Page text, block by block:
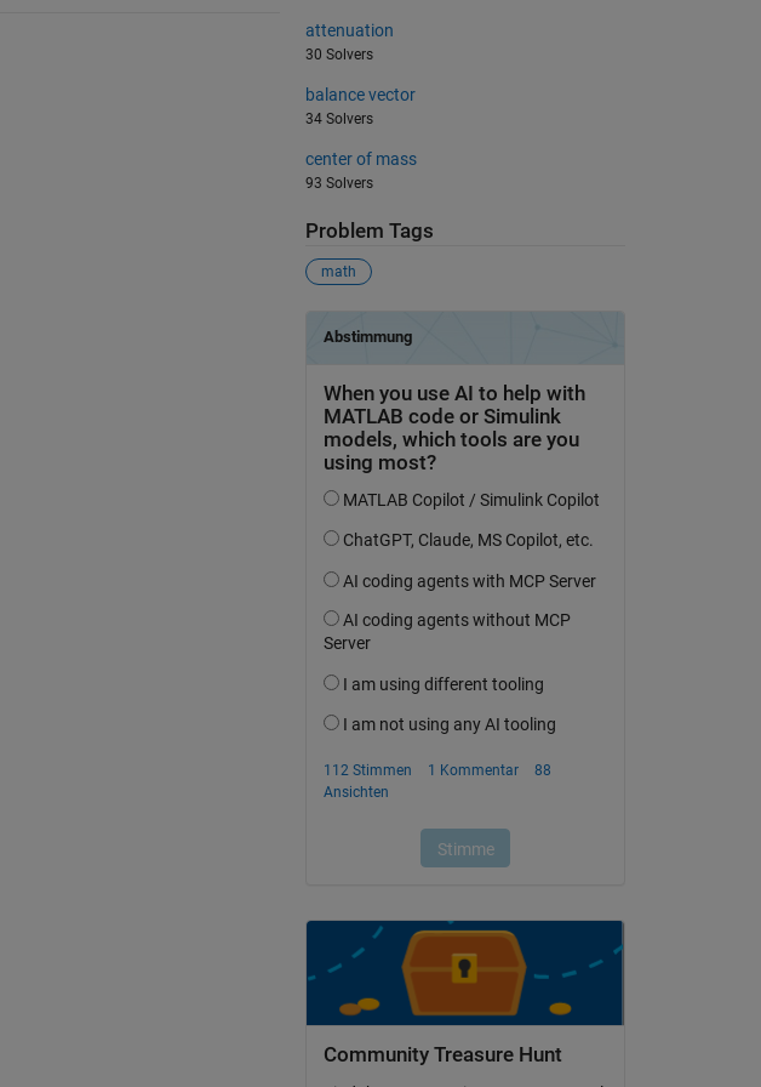
attenuation
30 Solvers
balance vector
34 Solvers
center of mass
93 Solvers
Problem Tags
math
Community Treasure Hunt